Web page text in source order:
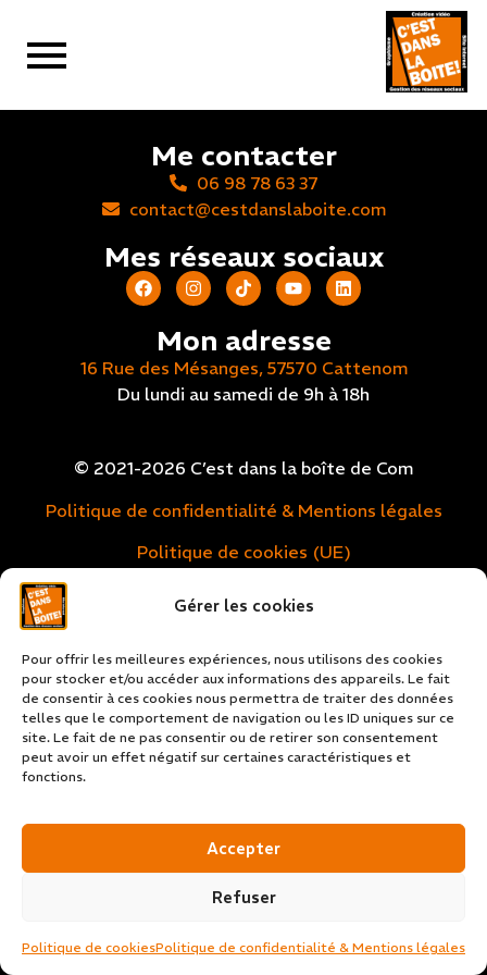
Gérer les cookies
Pour offrir les meilleures expériences, nous utilisons des cookies
pour stocker et/ou accéder aux informations des appareils. Le fait
de consentir à ces cookies nous permettra de traiter des données
telles que le comportement de navigation ou les ID uniques sur ce
site. Le fait de ne pas consentir ou de retirer son consentement
peut avoir un effet négatif sur certaines caractéristiques et
fonctions.
Accepter
Refuser
Politique de cookiesPolitique de confidentialité & Mentions légales
Me contacter
06 98 78 63 37
contact@cestdanslaboite.com
Mes réseaux sociaux
Mon adresse
16 Rue des Mésanges, 57570 Cattenom
Du lundi au samedi de 9h à 18h
© 2021-2026 C’est dans la boîte de Com
Politique de confidentialité & Mentions légales
Politique de cookies (UE)